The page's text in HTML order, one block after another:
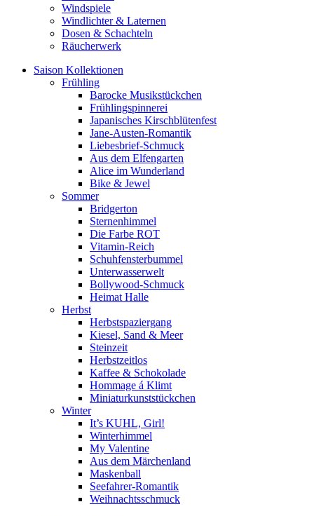
Windspiele
Windlichter & Laternen
Dosen & Schachteln
Räucherwerk
Saison Kollektionen
Frühling
Barocke Musikstückchen
Frühlingspinnerei
Japanisches Kirschblütenfest
Jane-Austen-Romantik
Liebesbrief-Schmuck
Aus dem Elfengarten
Alice im Wunderland
Bike & Jewel
Sommer
Bridgerton
Sternenhimmel
Die Farbe ROT
Vitamin-Reich
Schuhfensterbummel
Unterwasserwelt
Bollywood-Schmuck
Heimat Halle
Herbst
Herbstspaziergang
Kiesel, Sand & Meer
Steinzeit
Herbstzeitlos
Kaffee & Schokolade
Hommage á Klimt
Miniaturkunststückchen
Winter
It’s KUHL, Girl!
Winterhimmel
My Valentine
Aus dem Märchenland
Maskenball
Seefahrer-Romantik
Weihnachtsschmuck